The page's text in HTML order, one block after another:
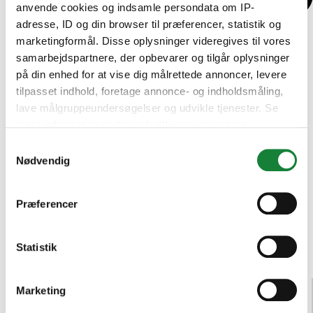
anvende cookies og indsamle persondata om IP-
adresse, ID og din browser til præferencer, statistik og
marketingformål. Disse oplysninger videregives til vores
samarbejdspartnere, der opbevarer og tilgår oplysninger
på din enhed for at vise dig målrettede annoncer, levere
tilpasset indhold, foretage annonce- og indholdsmåling,
lave målgruppeundersøgelser og udvikle tjenester. Se
tilbage eller ændre indstillinger fra vores
"Cookiedeklaration", eller ved at trykke på "Privacy
Indsamle præcise oplysninger om din placering,
Identificere din enhed baseret på en scanning af
dens unikke karakteristika (fingerprinting)
Nødvendig
Præferencer
Statistik
MarketingAudi (